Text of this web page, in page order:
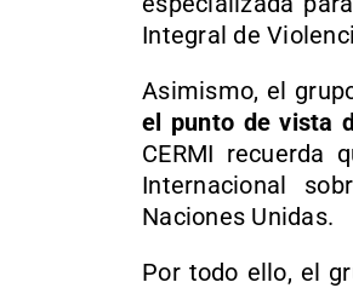
Integral de
Asimismo, el
el punto de vista
CERMI recuerda
Internacional
Naciones Unidas.
Por todo ello, el